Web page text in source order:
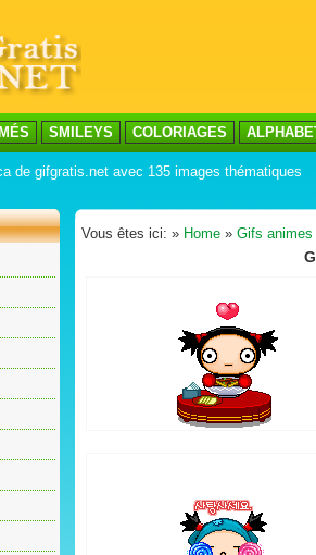
SMILEYS COLORIAGES
de gifgratis.net avec 135 images thématiques
Vous êtes ici: » Home » Gifs animes